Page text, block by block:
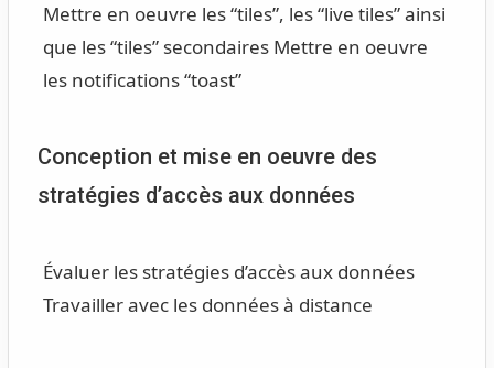
Mettre en oeuvre les “tiles”, les “live tiles” ainsi
que les “tiles” secondaires Mettre en oeuvre
les notifications “toast”
Conception et mise en oeuvre des
stratégies d’accès aux données
Évaluer les stratégies d’accès aux données
Travailler avec les données à distance